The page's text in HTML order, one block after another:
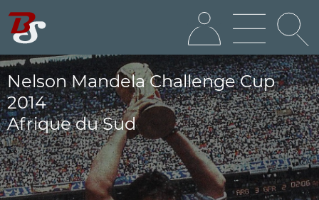
Nelson Mandela Challenge Cup
2014
Afrique du Sud